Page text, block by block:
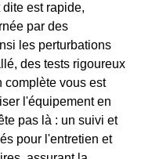
est rapide,
par des
les perturbations
des tests rigoureux
complète vous est
l'équipement en
pas là : un suivi et
pour l'entretien et